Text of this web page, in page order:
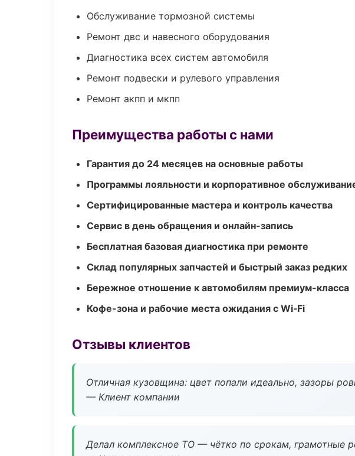
Обслуживание тормозной системы
Ремонт двс и навесного оборудования
Диагностика всех систем автомобиля
Ремонт подвески и рулевого управления
Ремонт акпп и мкпп
Преимущества работы с нами
Гарантия до 24 месяцев на основные работы
Программы лояльности и корпоративное
Сертифицированные мастера и контроль качества
Сервис в день обращения и онлайн-запись
Бесплатная базовая диагностика при ремонте
Склад популярных запчастей и быстрый заказ редких
Бережное отношение к автомобилям премиум-класса
Кофе-зона и рабочие места ожидания с Wi‑Fi
Отзывы клиентов
Отличная кузовщина: цвет попали идеально, зазоры
— Клиент компании
Делал комплексное ТО — чётко по срокам, грамотные